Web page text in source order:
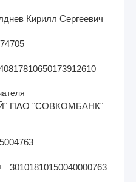
Кирилл Сергеевич
ПАО "СОВКОМБАНК"
30101810150040000763